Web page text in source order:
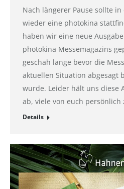
Nach längerer Pause sollte
wieder eine photokina
haben wir eine neue
photokina Messemagazins
geschah lange bevor die
aktuellen Situation abgesagt
wurde. Leider hält uns diese
ab, viele von euch
Details